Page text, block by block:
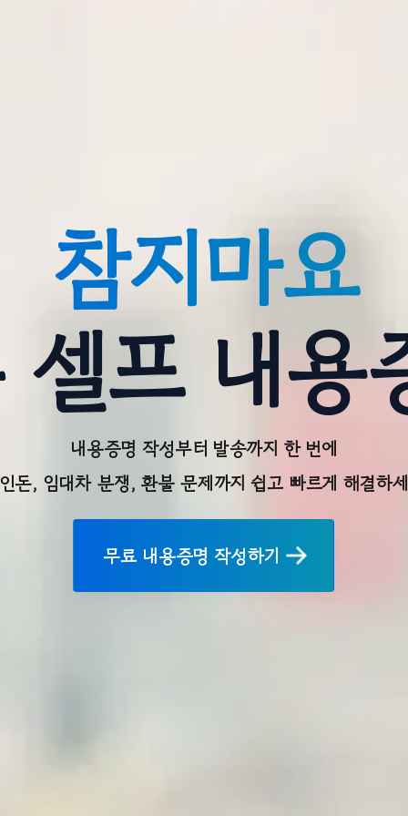
참지마요
셀프 내용
내용증명 작성부터 발송까지 한 번에
돈, 임대차 분쟁, 환불 문제까지 쉽고 빠르게 해결하
무료 내용증명 작성하기